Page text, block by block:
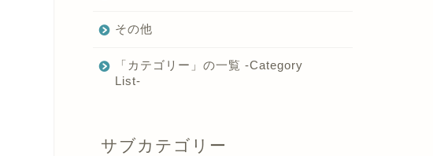
その他
「カテゴリー」の一覧 -Category
List-
サブカテゴリー